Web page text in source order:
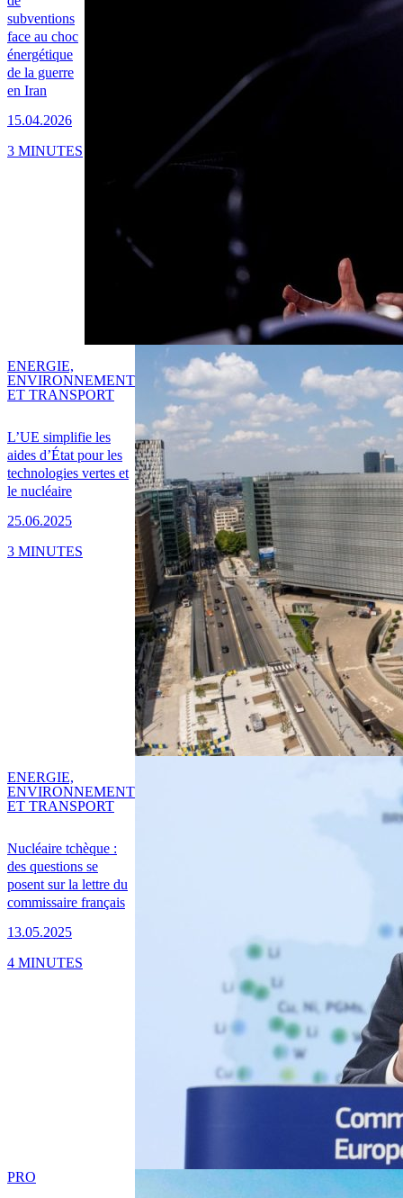
subventions
face au choc
énergétique
de la guerre
en Iran
15.04.2026
3 MINUTES
L’UE simplifie les
aides d’État pour les
technologies vertes et
le nucléaire
25.06.2025
ENERGIE,
ENVIRONNEMENT
ET TRANSPORT
3 MINUTES
Nucléaire tchèque :
des questions se
posent sur la lettre du
commissaire français
13.05.2025
ENERGIE,
ENVIRONNEMENT
ET TRANSPORT
4 MINUTES
PRO